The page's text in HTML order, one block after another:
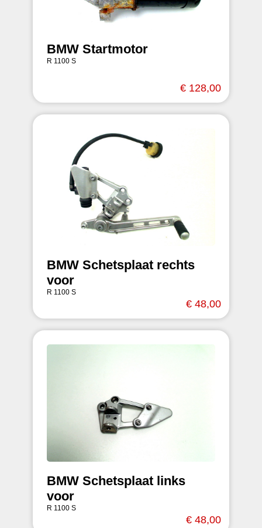
BMW Startmotor
R 1100 S
€ 128,00
BMW Schetsplaat rechts
voor
R 1100 S
€ 48,00
BMW Schetsplaat links
voor
R 1100 S
€ 48,00